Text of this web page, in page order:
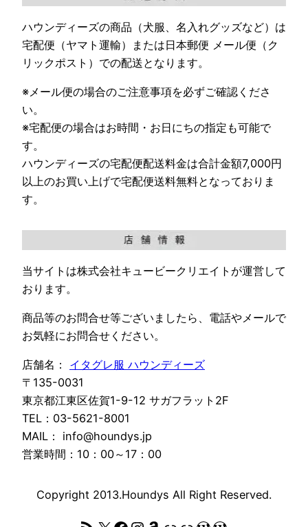
ハウンディーズの商品（犬服、名入れグッズなど）は
宅配便（ヤマト運輸）または日本郵便 メール便（ク
リックポスト）での配送となります。
※メール便の場合のご注意事項を必ずご確認くださ
い。
※宅配便の場合はお時間・お日にちの指定も可能で
す。
ハウンディーズの宅配便配送料金は合計金額7,000円
以上のお買い上げで宅配便送料無料となっておりま
す。
当サイトは株式会社キュービークリエイトが運営して
おります。
商品等のお問合せ等ございましたら、電話やメールで
お気軽にお問合せください。
店舗名： イタグレ服 ハウンディーズ
〒135-0031
東京都江東区佐賀1-9-12 サガフラット2F
TEL：03-5621-8001
MAIL： info@houndys.jp
営業時間：10：00～17：00
Copyright 2013.Houndys All Right Reserved.